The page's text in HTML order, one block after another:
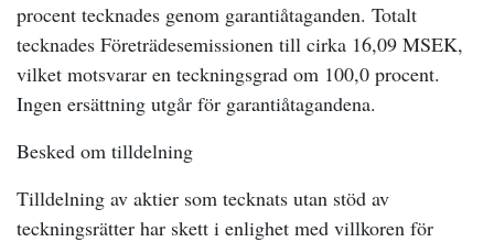
procent tecknades genom garantiåtaganden. Totalt
tecknades Företrädesemissionen till cirka 16,09 MSEK,
vilket motsvarar en teckningsgrad om 100,0 procent.
Ingen ersättning utgår för garantiåtagandena.
Besked om tilldelning
Tilldelning av aktier som tecknats utan stöd av
teckningsrätter har skett i enlighet med villkoren för